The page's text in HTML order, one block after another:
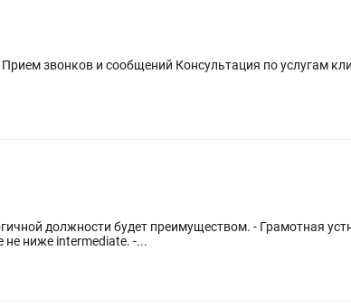
звонков и сообщений Консультация по услугам
не ниже intermediate. -...